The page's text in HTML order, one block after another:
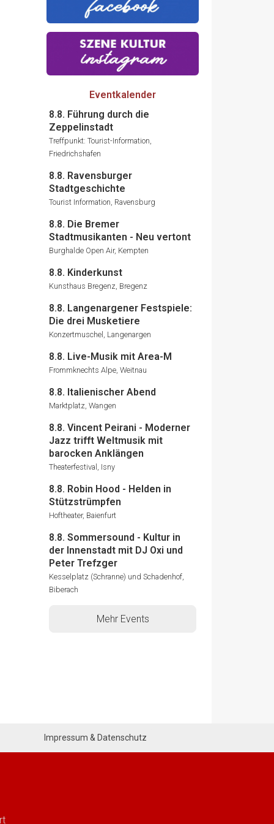
Eventkalender
8.8. Führung durch die
Zeppelinstadt
Treffpunkt: Tourist-Information,
Friedrichshafen
8.8. Ravensburger
Stadtgeschichte
Tourist Information, Ravensburg
8.8. Die Bremer
Stadtmusikanten - Neu vertont
Burghalde Open Air, Kempten
8.8. Kinderkunst
Kunsthaus Bregenz, Bregenz
8.8. Langenargener Festspiele:
Die drei Musketiere
Konzertmuschel, Langenargen
8.8. Live-Musik mit Area-M
Frommknechts Alpe, Weitnau
8.8. Italienischer Abend
Marktplatz, Wangen
8.8. Vincent Peirani - Moderner
Jazz trifft Weltmusik mit
barocken Anklängen
Theaterfestival, Isny
8.8. Robin Hood - Helden in
Stützstrümpfen
Hoftheater, Baienfurt
8.8. Sommersound - Kultur in
der Innenstadt mit DJ Oxi und
Peter Trefzger
Kesselplatz (Schranne) und Schadenhof,
Biberach
Mehr Events
Impressum & Datenschutz